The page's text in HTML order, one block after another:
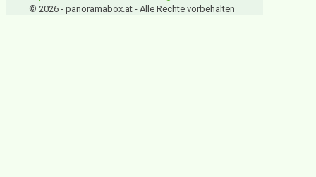
© 2026 - panoramabox.at - Alle Rechte vorbehalten